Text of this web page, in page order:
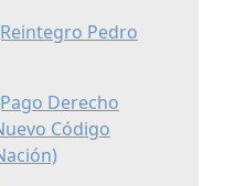
Pedro
Derecho
Código